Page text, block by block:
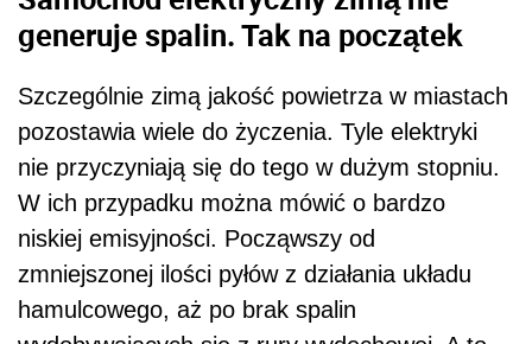
generuje spalin. Tak na początek
Szczególnie zimą jakość powietrza w miastach
pozostawia wiele do życzenia. Tyle elektryki
nie przyczyniają się do tego w dużym stopniu.
W ich przypadku można mówić o bardzo
niskiej emisyjności. Począwszy od
zmniejszonej ilości pyłów z działania układu
hamulcowego, aż po brak spalin